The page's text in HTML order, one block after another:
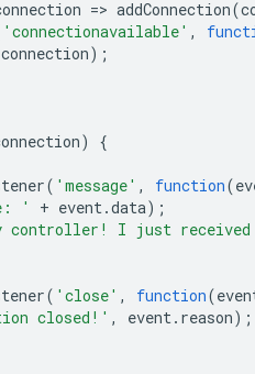
=> addConnection(
'connectionavailable' ,
connection);
) {
( 'message' , function(
' + event.data);
controller! I just received
( 'close' , function(
closed!' , event. reason);